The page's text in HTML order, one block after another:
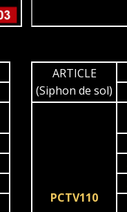
ARTICLE
(Siphon de sol)
PCTV110